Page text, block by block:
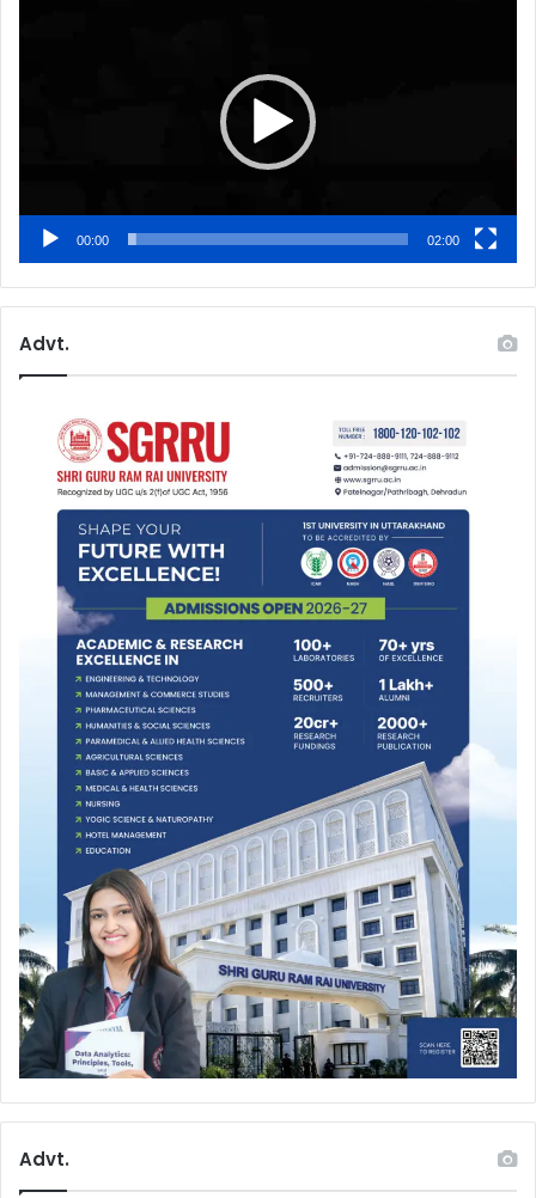
00:00 02:00
Advt.
Advt.